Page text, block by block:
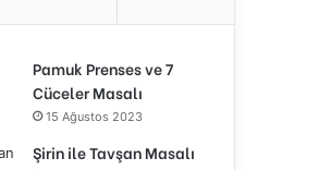
Pamuk Prenses ve 7
Cüceler Masalı
15 Ağustos 2023
Şirin ile Tavşan Masalı